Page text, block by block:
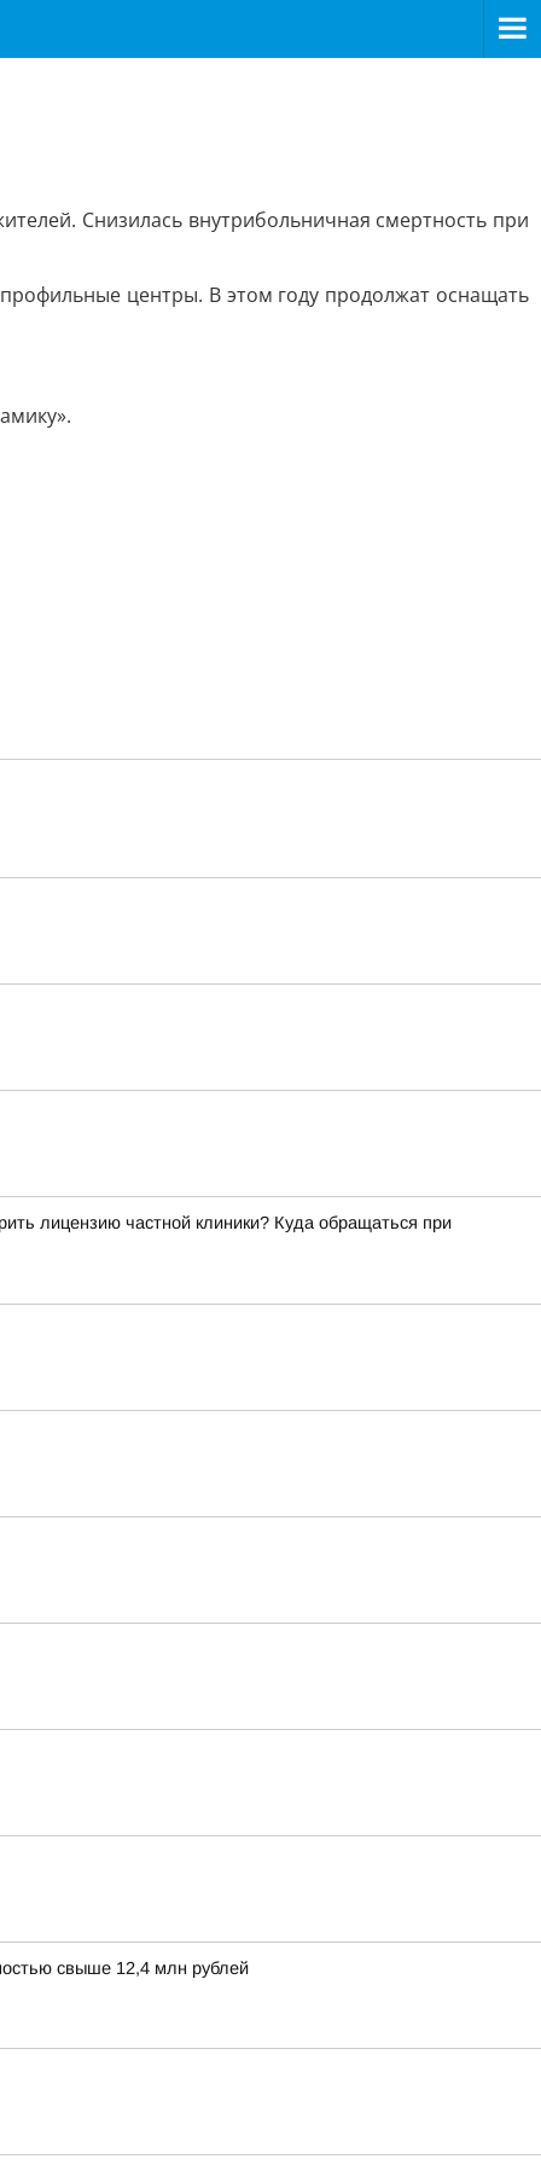
Снизилась внутрибольничная смертность при
центры. В этом году продолжат оснащать
лицензию частной клиники? Куда обращаться при
свыше 12,4 млн рублей